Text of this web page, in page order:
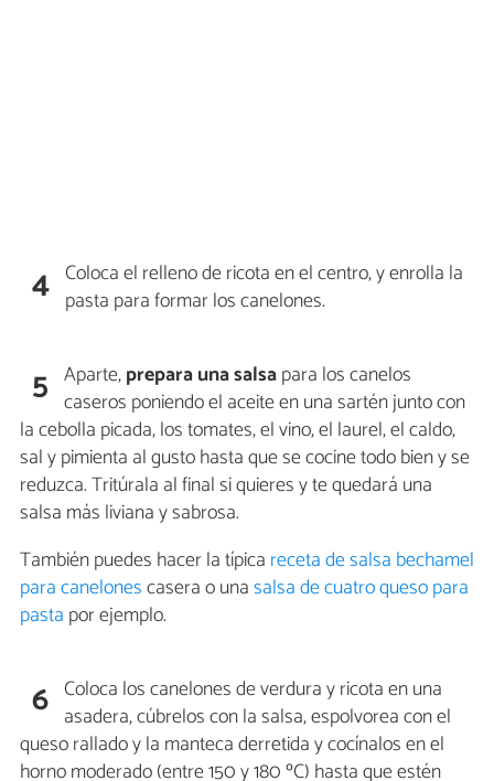
4 Coloca el relleno de ricota en el centro, y enrolla la
pasta para formar los canelones.
5 Aparte,prepara una salsapara los canelos
caseros poniendo el aceite en una sartén junto con
la cebolla picada, los tomates, el vino, el laurel, el caldo,
sal y pimienta al gusto hasta que se cocine todo bien y se
reduzca. Tritúrala al final si quieres y te quedará una
salsa más liviana y sabrosa.
También puedes hacer la típica receta de salsa bechamel
para canelonescasera o unasalsa de cuatro queso para
pasta por ejemplo.
6 Coloca los canelones de verdura y ricota en una
asadera, cúbrelos con la salsa, espolvorea con el
queso rallado y la manteca derretida y cocínalos en el
horno moderado (entre 150 y 180 ºC) hasta que estén